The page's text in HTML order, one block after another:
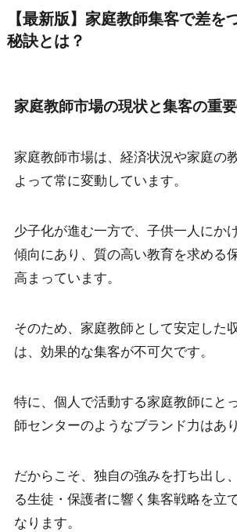
【最新版】家庭教師集客で差を
秘訣とは？
家庭教師市場の現状と集客の重
家庭教師市場は、経済状況や家庭の
よって常に変動しています。
少子化が進む一方で、子供一人にか
傾向にあり、質の高い教育を求める
高まっています。
そのため、家庭教師として安定した
は、効果的な集客が不可欠です。
特に、個人で活動する家庭教師にと
師センターのようなブランド力はあ
だからこそ、独自の強みを打ち出し
る生徒・保護者に響く集客戦略を立
なります。